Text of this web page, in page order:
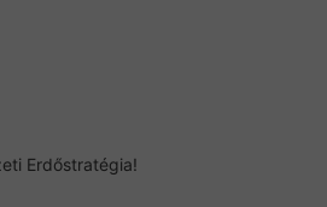
Erdőstratégia!